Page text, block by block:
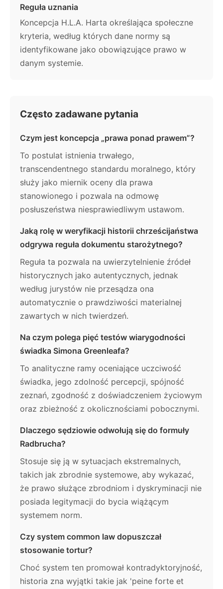
Reguła uznania
Koncepcja H.L.A. Harta określająca społeczne
kryteria, według których dane normy są
identyfikowane jako obowiązujące prawo w
danym systemie.
Często zadawane pytania
Czym jest koncepcja „prawa ponad prawem”?
To postulat istnienia trwałego,
transcendentnego standardu moralnego, który
służy jako miernik oceny dla prawa
stanowionego i pozwala na odmowę
posłuszeństwa niesprawiedliwym ustawom.
Jaką rolę w weryfikacji historii chrześcijaństwa
odgrywa reguła dokumentu starożytnego?
Reguła ta pozwala na uwierzytelnienie źródeł
historycznych jako autentycznych, jednak
według jurystów nie przesądza ona
automatycznie o prawdziwości materialnej
zawartych w nich twierdzeń.
Na czym polega pięć testów wiarygodności
świadka Simona Greenleafa?
To analityczne ramy oceniające uczciwość
świadka, jego zdolność percepcji, spójność
zeznań, zgodność z doświadczeniem życiowym
oraz zbieżność z okolicznościami pobocznymi.
Dlaczego sędziowie odwołują się do formuły
Radbrucha?
Stosuje się ją w sytuacjach ekstremalnych,
takich jak zbrodnie systemowe, aby wykazać,
że prawo służące zbrodniom i dyskryminacji nie
posiada legitymacji do bycia wiążącym
systemem norm.
Czy system common law dopuszczał
stosowanie tortur?
Choć system ten promował kontradyktoryjność,
historia zna wyjątki takie jak 'peine forte et